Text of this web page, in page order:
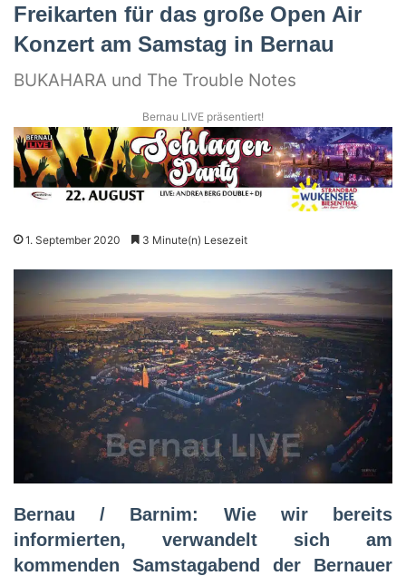
Freikarten für das große Open Air
Konzert am Samstag in Bernau
BUKAHARA und The Trouble Notes
Bernau LIVE präsentiert!
1. September 2020 3 Minute(n) Lesezeit
Bernau / Barnim: Wie wir bereits
informierten, verwandelt sich am
kommenden Samstagabend der Bernauer